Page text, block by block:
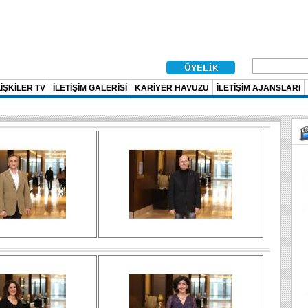
TV İLETİŞİM GALERİSİ KARİYER HAVUZU İLETİŞİM AJANSLARI